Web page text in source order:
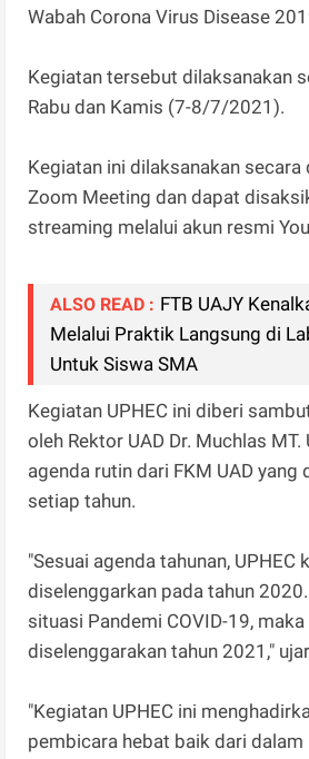
Wabah Corona Virus Disease
Kegiatan tersebut dilaksanakan
Rabu dan Kamis (7-8/7/2021).
Kegiatan ini dilaksanakan secara
Zoom Meeting dan dapat
streaming melalui akun resmi
ALSO READ : FTB UAJY
Melalui Praktik Langsung di
Untuk Siswa SMA
Kegiatan UPHEC ini diberi
oleh Rektor UAD Dr. Muchlas
agenda rutin dari FKM UAD yang
setiap tahun.
"Sesuai agenda tahunan, UPHEC
diselenggarkan pada tahun
situasi Pandemi COVID-19, maka
diselenggarakan tahun 2021,"
"Kegiatan UPHEC ini
pembicara hebat baik dari dalam